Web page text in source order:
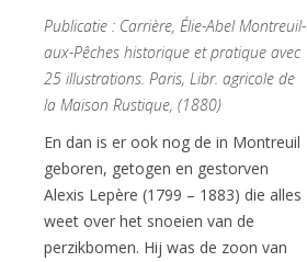
Publicatie : Carrière, Élie-Abel Montreuil-
aux-Pêches historique et pratique avec
25 illustrations. Paris, Libr. agricole de
la Maison Rustique, (1880)
En dan is er ook nog de in Montreuil
geboren, getogen en gestorven
Alexis Lepère (1799 – 1883) die alles
weet over het snoeien van de
perzikbomen. Hij was de zoon van